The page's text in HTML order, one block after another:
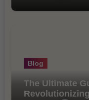
Blog
The Ultimate